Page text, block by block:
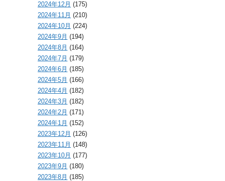
2024年12月 (175)
2024年11月 (210)
2024年10月 (224)
2024年9月 (194)
2024年8月 (164)
2024年7月 (179)
2024年6月 (185)
2024年5月 (166)
2024年4月 (182)
2024年3月 (182)
2024年2月 (171)
2024年1月 (152)
2023年12月 (126)
2023年11月 (148)
2023年10月 (177)
2023年9月 (180)
2023年8月 (185)